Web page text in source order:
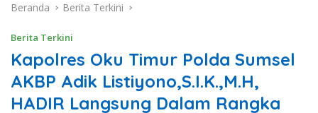
Beranda Berita Terkini
Berita Terkini
Kapolres Oku Timur Polda Sumsel
AKBP Adik Listiyono,S.I.K.,M.H,
HADIR Langsung Dalam Rangka